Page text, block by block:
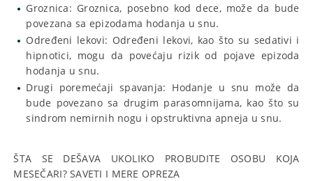
Groznica: Groznica, posebno kod dece, može da bude
povezana sa epizodama hodanja u snu.
Određeni lekovi: Određeni lekovi, kao što su sedativi i
hipnotici, mogu da povećaju rizik od pojave epizoda
hodanja u snu.
Drugi poremećaji spavanja: Hodanje u snu može da
bude povezano sa drugim parasomnijama, kao što su
sindrom nemirnih nogu i opstruktivna apneja u snu.
ŠTA SE DEŠAVA UKOLIKO PROBUDITE OSOBU KOJA
MESEČARI? SAVETI I MERE OPREZA